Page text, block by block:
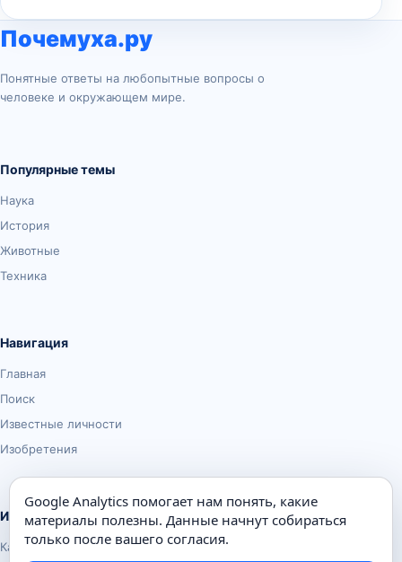
Почемуха.ру
Понятные ответы на любопытные вопросы о
человеке и окружающем мире.
Популярные темы
Наука
История
Животные
Техника
Навигация
Главная
Поиск
Известные личности
Изобретения
Информация
Карта сайта
Google Analytics помогает нам понять, какие
материалы полезны. Данные начнут собираться
только после вашего согласия.